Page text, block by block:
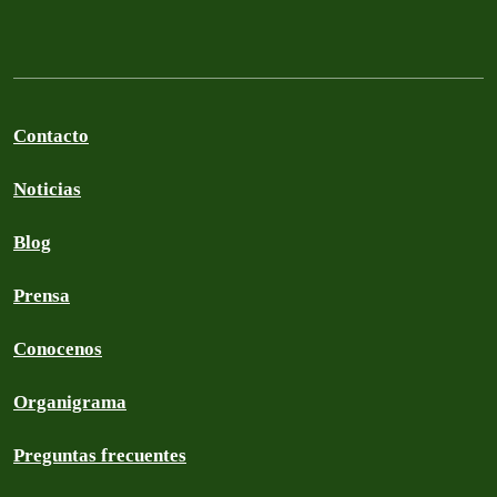
Contacto
Noticias
Blog
Prensa
Conocenos
Organigrama
Preguntas frecuentes